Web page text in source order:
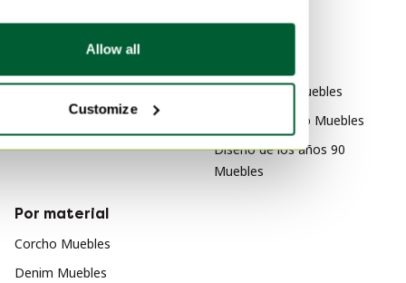
Allow all
Customize
Edra Muebles
Art Nouveau Muebles
Diseño orgánico Muebles
Diseño de los años 90
Muebles
Por material
Corcho Muebles
Denim Muebles